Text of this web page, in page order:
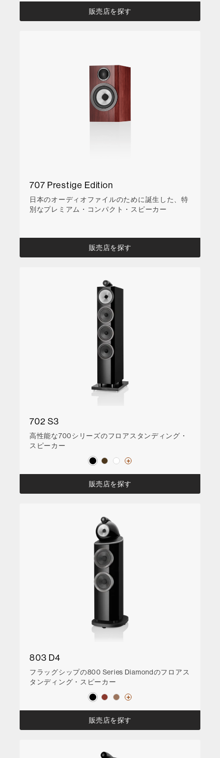
販売店を探す
707 Prestige Edition
日本のオーディオファイルのために誕生した、特
別なプレミアム・コンパクト・スピーカー
販売店を探す
702 S3
高性能な700シリーズのフロアスタンディング・
スピーカー
販売店を探す
803 D4
フラッグシップの800 Series Diamondのフロアス
タンディング・スピーカー
販売店を探す